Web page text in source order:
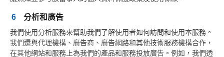
6 分析和廣告
我們使用分析服務來幫助我們了解使用者如何訪問和使用本服務。
我們還與代理機構、廣告商、廣告網路和其他技術服務機構合作，
在其他網站和服務上為我們的產品和服務投放廣告。例如，我們透